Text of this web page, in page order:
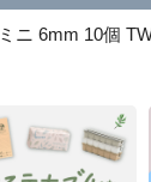
ニ 6mm 10個